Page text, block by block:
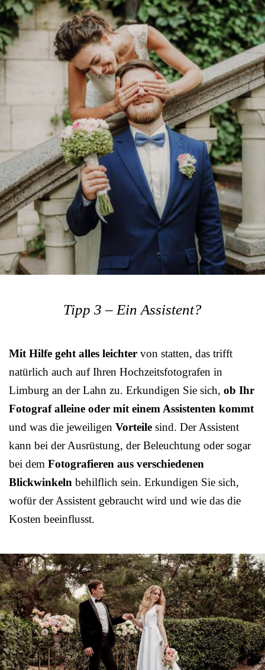
Tipp 3 – Ein Assistent?
Mit Hilfe geht alles leichter von statten, das trifft
natürlich auch auf Ihren Hochzeitsfotografen in
Limburg an der Lahn zu. Erkundigen Sie sich, ob Ihr
Fotograf alleine oder mit einem Assistenten kommt
und was die jeweiligen Vorteile sind. Der Assistent
kann bei der Ausrüstung, der Beleuchtung oder sogar
bei dem Fotografieren aus verschiedenen
Blickwinkeln behilflich sein. Erkundigen Sie sich,
wofür der Assistent gebraucht wird und wie das die
Kosten beeinflusst.